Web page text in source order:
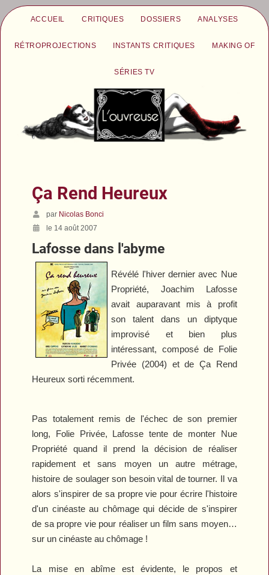
ACCUEIL CRITIQUES DOSSIERS ANALYSES
RÉTROPROJECTIONS INSTANTS CRITIQUES MAKING OF
SÉRIES TV
Ça Rend Heureux
par Nicolas Bonci
le 14 août 2007
Lafosse dans l'abyme
Révélé l'hiver dernier avec Nue
Propriété, Joachim Lafosse
avait auparavant mis à profit
son talent dans un diptyque
improvisé et bien plus
intéressant, composé de Folie
Privée (2004) et de Ça Rend
Heureux sorti récemment.
Pas totalement remis de l'échec de son premier
long, Folie Privée, Lafosse tente de monter Nue
Propriété quand il prend la décision de réaliser
rapidement et sans moyen un autre métrage,
histoire de soulager son besoin vital de tourner. Il va
alors s'inspirer de sa propre vie pour écrire l'histoire
d'un cinéaste au chômage qui décide de s'inspirer
de sa propre vie pour réaliser un film sans moyen…
sur un cinéaste au chômage !
La mise en abîme est évidente, le propos et